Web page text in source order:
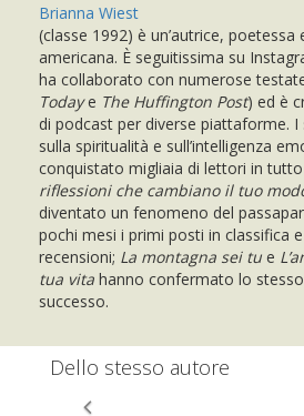
Brianna Wiest
(classe 1992) è un’autrice, poetessa
americana. È seguitissima su
ha collaborato con numerose
Todaye The Huffington Post) ed è
di podcast per diverse piattaforme.
sulla spiritualità e sull’intelligenza
conquistato migliaia di lettori in
riflessioni che cambiano il tuo
diventato un fenomeno del
pochi mesi i primi posti in classifica
recensioni; La montagna sei tu e
tua vita hanno confermato lo
successo.
Dello stesso autore